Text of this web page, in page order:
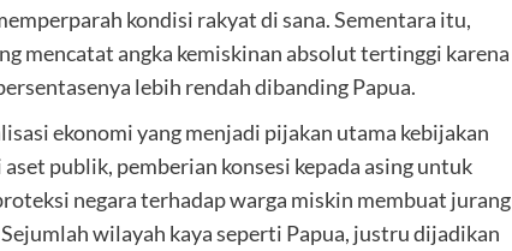
kondisi rakyat di sana. Sementara itu,
mencatat angka kemiskinan absolut tertinggi karena
lebih rendah dibanding Papua.
ekonomi yang menjadi pijakan utama kebijakan
publik, pemberian konsesi kepada asing untuk
negara terhadap warga miskin membuat jurang
wilayah kaya seperti Papua, justru dijadikan